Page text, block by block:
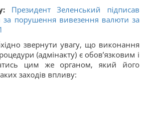
Президент Зеленський підписав
порушення вивезення валюти за
звернути увагу, що виконання
(адмінакту) є обов’язковим і
цим же органом, який його
заходів впливу: